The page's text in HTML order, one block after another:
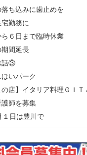
ち込みに歯止めを
勤務に
６日まで臨時休業
間延長
話③
いパーク
の店】イタリア料理ＧＩＴ
師を募集
１日は豊川で